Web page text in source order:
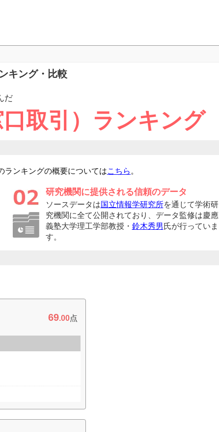
キング・比較
だ
取引）ランキング
ランキングの概要についてはこちら 。
研究機関に提供される信頼のデータ
ソースデータは国立情報学研究所を通じて学術研
究機関に全て公開されており、データ監修は慶應
義塾大学理工学部教授・ 鈴木秀男 氏が行っていま
す。
69.00点